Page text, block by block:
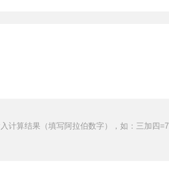
计算结果（填写阿拉伯数字），如：三加四=7